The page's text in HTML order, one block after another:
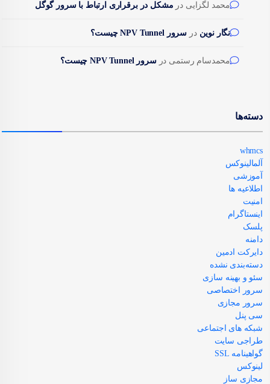
محمد لگزایی در مشکل در برقراری ارتباط با سرور گوگل
نگار نوین در سرور NPV Tunnel چیست؟
محمدسام رستمی درسرور NPV Tunnel چیست؟
دسته‌ها
whmcs
آلمالینوکس
آموزشی
اطلاعیه ها
امنیت
اینستاگرام
پلسک
دامنه
دایرکت ادمین
دسته‌بندی نشده
سئو و بهینه سازی
سرور اختصاصی
سرور مجازی
سی پنل
شبکه های اجتماعی
طراجی سایت
گواهینامه SSL
لینوکس
مجازی ساز